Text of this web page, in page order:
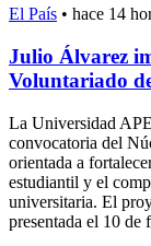
El País • hace 14
Julio Álvarez
Voluntariado
La Universidad
convocatoria del
orientada a
estudiantil y el
universitaria. El
presentada el 10